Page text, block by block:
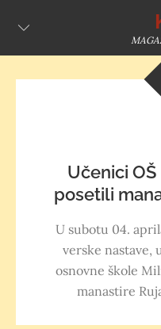
Učenici
posetili
U subotu 04.
verske nastave,
osnovne škole
manastire